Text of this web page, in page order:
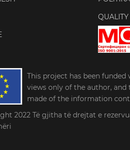
This project has been
views only of the author,
made of the information
2022 Të gjitha të drejtat e